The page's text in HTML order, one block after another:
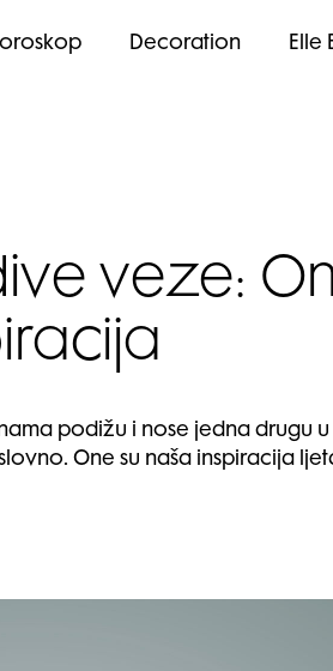
Decoration Elle
veze:
podižu i nose jedna drugu
One su naša inspiracija